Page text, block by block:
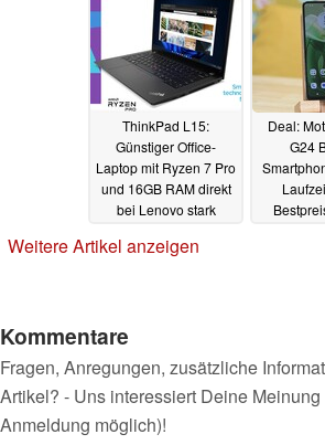
ThinkPad L15:
Günstiger Office-
Laptop mit Ryzen 7 Pro
und 16GB RAM direkt
bei Lenovo stark
Deal:
G24
Weitere Artikel anzeigen
Kommentare
Fragen, Anregungen, zusätzliche
Artikel? - Uns interessiert Deine
Anmeldung möglich)!